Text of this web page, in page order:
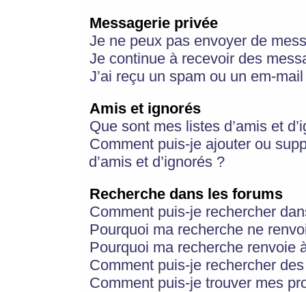
Messagerie privée
Je ne peux pas envoyer de
Je continue à recevoir des
J’ai reçu un spam ou un em-
Amis et ignorés
Que sont mes listes d’amis et
Comment puis-je ajouter ou
d’amis et d’ignorés ?
Recherche dans les forums
Comment puis-je rechercher
Pourquoi ma recherche ne
Pourquoi ma recherche renvoie
Comment puis-je rechercher
Comment puis-je trouver mes